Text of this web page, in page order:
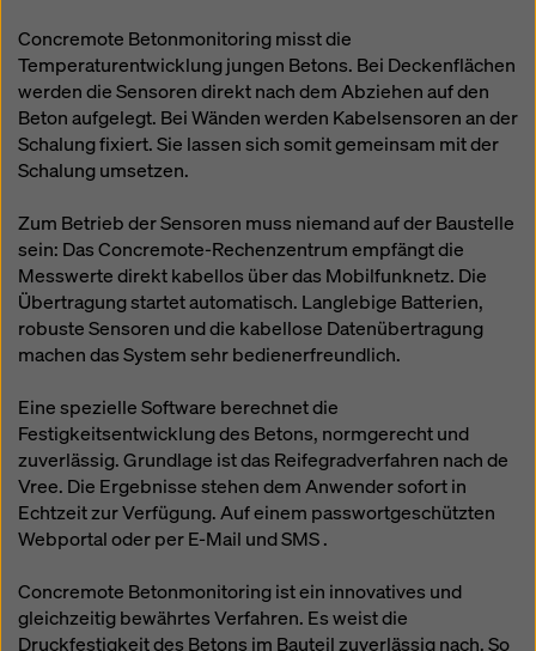
Concremote Betonmonitoring misst die
Temperaturentwicklung jungen Betons. Bei Deckenflächen
werden die Sensoren direkt nach dem Abziehen auf den
Beton aufgelegt. Bei Wänden werden Kabelsensoren an der
Schalung fixiert. Sie lassen sich somit gemeinsam mit der
Schalung umsetzen.
Zum Betrieb der Sensoren muss niemand auf der Baustelle
sein: Das Concremote-Rechenzentrum empfängt die
Messwerte direkt kabellos über das Mobilfunknetz. Die
Übertragung startet automatisch. Langlebige Batterien,
robuste Sensoren und die kabellose Datenübertragung
machen das System sehr bedienerfreundlich.
Eine spezielle Software berechnet die
Festigkeitsentwicklung des Betons, normgerecht und
zuverlässig. Grundlage ist das Reifegradverfahren nach de
Vree. Die Ergebnisse stehen dem Anwender sofort in
Echtzeit zur Verfügung. Auf einem passwortgeschützten
Webportal oder per E-Mail und SMS .
Concremote Betonmonitoring ist ein innovatives und
gleichzeitig bewährtes Verfahren. Es weist die
Druckfestigkeit des Betons im Bauteil zuverlässig nach. So